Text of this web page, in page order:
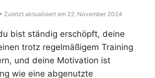
• Zuletzt aktualisiert am 22. November 2024
bist ständig erschöpft, deine
trotz regelmäßigem Training
und deine Motivation ist
wie eine abgenutzte